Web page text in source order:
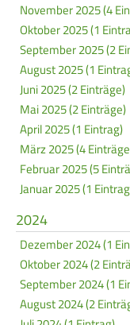
November 2025 (4
Oktober 2025 (1
September 2025 (2
August 2025 (1
Juni 2025 (2 Einträge)
Mai 2025 (2 Einträge)
April 2025 (1 Eintrag)
März 2025 (4
Februar 2025 (5
Januar 2025 (1
2024
Dezember 2024 (1
Oktober 2024 (2
September 2024 (1
August 2024 (2
Damen im
Bezirkspokal
Frauen Ü40
Navigation
überspringen
Datenschutz